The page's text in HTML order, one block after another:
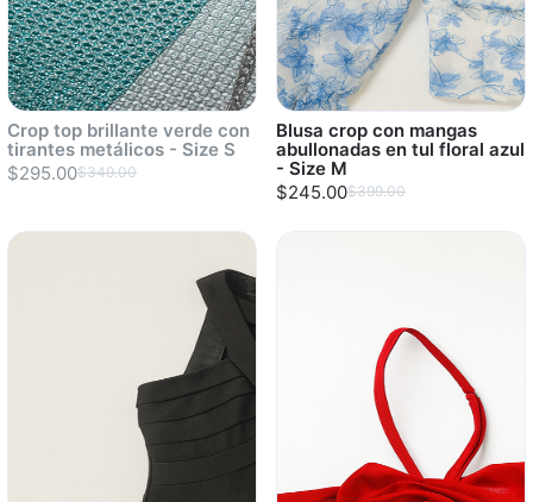
Crop top brillante verde con
tirantes metálicos - Size S
$295.00$349.00
Blusa crop con mangas
abullonadas en tul floral azul
- Size M
$245.00$399.00